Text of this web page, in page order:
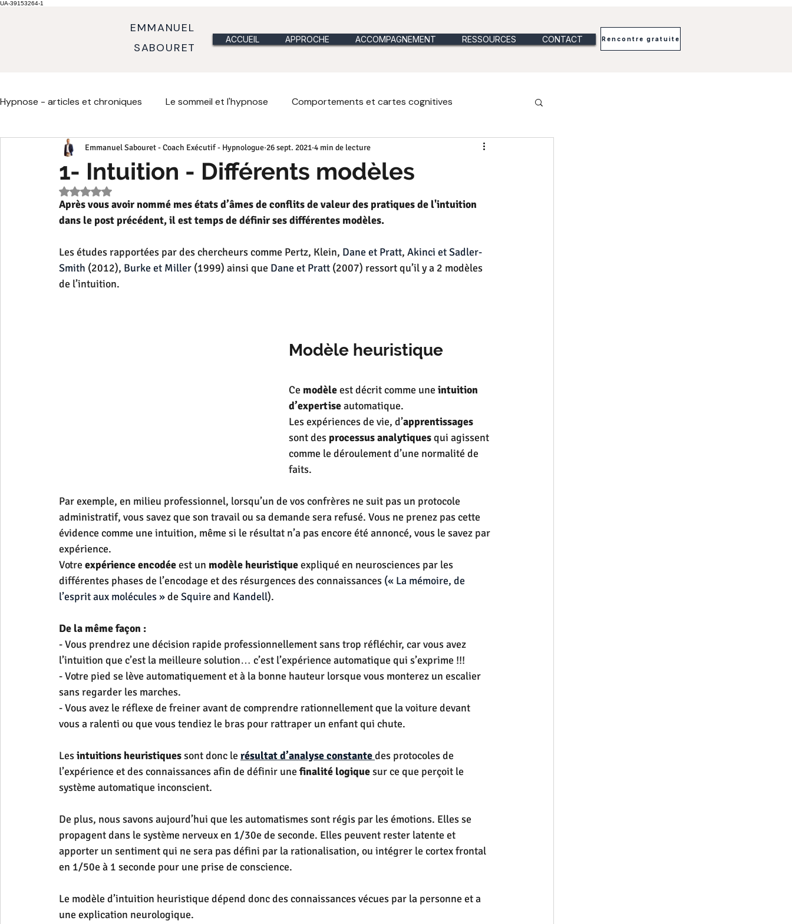
UA-39153264-1
EMMANUEL
SABOURET
ACCUEIL APPROCHE ACCOMPAGNEMENT RESSOURCES CONTACT Rencontre gratuite
Hypnose - articles et chroniques Le sommeil et l'hypnose Comportements et cartes cognitives
Métaphores comportement et émotions Métaphores et analogies du jour
Communiquer Fondement de l'hypnose
1- Intuition - Différents modèles
Emmanuel Sabouret - Coach Exécutif - Hypnologue 26 sept. 2021 4 min de lecture
Noté NaN étoiles sur 5.
Après vous avoir nommé mes états d’âmes de conflits de valeur des pratiques de l'intuition
dans le post précédent, il est temps de définir ses différentes modèles.
Les études rapportées par des chercheurs comme Pertz, Klein, Dane et Pratt, Akinci et Sadler-
Smith (2012), Burke et Miller (1999) ainsi que Dane et Pratt (2007) ressort qu’il y a 2 modèles
de l’intuition.
Modèle heuristique
Ce modèle est décrit comme une intuition
d’expertise automatique.
Les expériences de vie, d’apprentissages
sont des processus analytiques qui agissent
comme le déroulement d’une normalité de
faits.
Par exemple, en milieu professionnel, lorsqu’un de vos confrères ne suit pas un protocole
administratif, vous savez que son travail ou sa demande sera refusé. Vous ne prenez pas cette
évidence comme une intuition, même si le résultat n’a pas encore été annoncé, vous le savez par
expérience.
Votre expérience encodée est un modèle heuristique expliqué en neurosciences par les
différentes phases de l’encodage et des résurgences des connaissances (« La mémoire, de
l’esprit aux molécules » de Squire and Kandell).
De la même façon :
- Vous prendrez une décision rapide professionnellement sans trop réfléchir, car vous avez
l’intuition que c’est la meilleure solution… c’est l’expérience automatique qui s’exprime !!!
- Votre pied se lève automatiquement et à la bonne hauteur lorsque vous monterez un escalier
sans regarder les marches.
- Vous avez le réflexe de freiner avant de comprendre rationnellement que la voiture devant
vous a ralenti ou que vous tendiez le bras pour rattraper un enfant qui chute.
Les intuitions heuristiques sont donc le résultat d’analyse constantedes protocoles de
l’expérience et des connaissances afin de définir une finalité logique sur ce que perçoit le
système automatique inconscient.
De plus, nous savons aujourd’hui que les automatismes sont régis par les émotions. Elles se
propagent dans le système nerveux en 1/30e de seconde. Elles peuvent rester latente et
apporter un sentiment qui ne sera pas défini par la rationalisation, ou intégrer le cortex frontal
en 1/50e à 1 seconde pour une prise de conscience.
Le modèle d’intuition heuristique dépend donc des connaissances vécues par la personne et a
une explication neurologique.